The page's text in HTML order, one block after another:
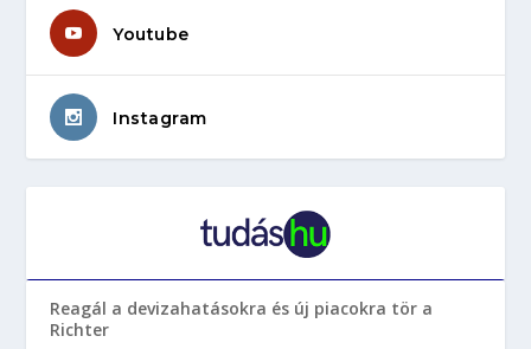
Youtube
Instagram
Reagál a devizahatásokra és új piacokra tör a
Richter